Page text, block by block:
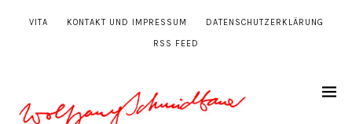
VITA KONTAKT UND IMPRESSUM DATENSCHUTZERKLÄRUNG
RSS FEED